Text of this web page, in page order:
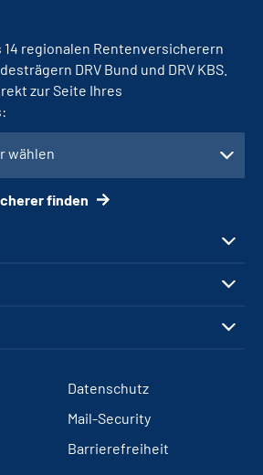
14 regionalen Rentenversicherern
DRV Bund und DRV KBS.
zur Seite Ihres
wählen
finden
Datenschutz
Mail-Security
Barrierefreiheit